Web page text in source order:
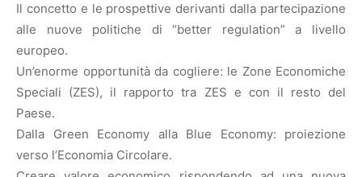
Il concetto e le prospettive derivanti dalla partecipazione
alle nuove politiche di “better regulation” a livello
europeo.
Un’enorme opportunità da cogliere: le Zone Economiche
Speciali (ZES), il rapporto tra ZES e con il resto del
Paese.
Dalla Green Economy alla Blue Economy: proiezione
verso l’Economia Circolare.